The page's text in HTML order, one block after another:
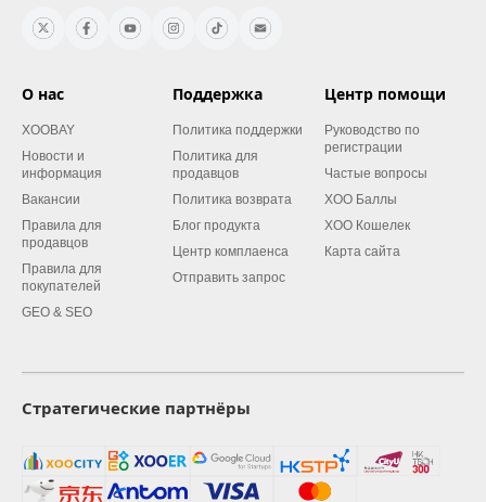
О нас
XOOBAY
Новости и
информация
Вакансии
Правила для
продавцов
Правила для
покупателей
GEO & SEO
Поддержка
Политика поддержки
Политика для
продавцов
Политика возврата
Блог продукта
Центр комплаенса
Отправить запрос
Центр помощи
Руководство по
регистрации
Частые вопросы
XOO Баллы
XOO Кошелек
Карта сайта
Стратегические партнёры